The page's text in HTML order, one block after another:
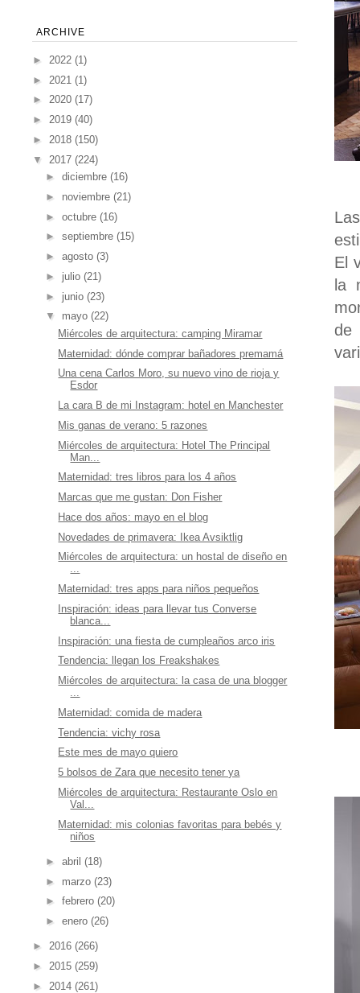
El
la
de
ARCHIVE
► 2022 (1)
► 2021 (1)
► 2020 (17)
► 2019 (40)
► 2018 (150)
▼ 2017 (224)
► diciembre (16)
► noviembre (21)
► octubre (16)
► septiembre (15)
► agosto (3)
► julio (21)
► junio (23)
▼ mayo (22)
Miércoles de arquitectura: camping Miramar
Maternidad: dónde comprar bañadores premamá
Una cena Carlos Moro, su nuevo vino de rioja y
Esdor
La cara B de mi Instagram: hotel en Manchester
Mis ganas de verano: 5 razones
Miércoles de arquitectura: Hotel The Principal
Man...
Maternidad: tres libros para los 4 años
Marcas que me gustan: Don Fisher
Hace dos años: mayo en el blog
Novedades de primavera: Ikea Avsiktlig
Miércoles de arquitectura: un hostal de diseño en
...
Maternidad: tres apps para niños pequeños
Inspiración: ideas para llevar tus Converse
blanca...
Inspiración: una fiesta de cumpleaños arco iris
Tendencia: llegan los Freakshakes
Miércoles de arquitectura: la casa de una blogger
...
Maternidad: comida de madera
Tendencia: vichy rosa
Este mes de mayo quiero
5 bolsos de Zara que necesito tener ya
Miércoles de arquitectura: Restaurante Oslo en
Val...
Maternidad: mis colonias favoritas para bebés y
niños
► abril (18)
► marzo (23)
► febrero (20)
► enero (26)
► 2016 (266)
► 2015 (259)
► 2014 (261)